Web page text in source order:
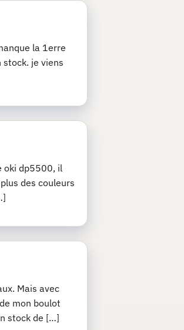
la 1erre
je viens
oki dp5500, il
des couleurs
Mais avec
mon boulot
stock de […]